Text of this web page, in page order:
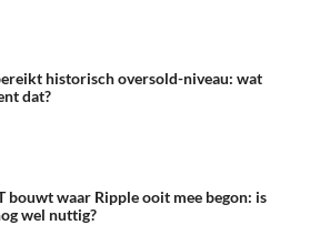
historisch oversold-niveau: wat
dat?
bouwt waar Ripple ooit mee begon: is
wel nuttig?